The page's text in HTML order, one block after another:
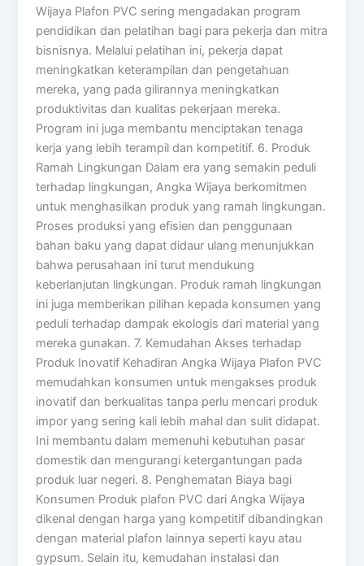
Wijaya Plafon PVC sering mengadakan program
pendidikan dan pelatihan bagi para pekerja dan mitra
bisnisnya. Melalui pelatihan ini, pekerja dapat
meningkatkan keterampilan dan pengetahuan
mereka, yang pada gilirannya meningkatkan
produktivitas dan kualitas pekerjaan mereka.
Program ini juga membantu menciptakan tenaga
kerja yang lebih terampil dan kompetitif. 6. Produk
Ramah Lingkungan Dalam era yang semakin peduli
terhadap lingkungan, Angka Wijaya berkomitmen
untuk menghasilkan produk yang ramah lingkungan.
Proses produksi yang efisien dan penggunaan
bahan baku yang dapat didaur ulang menunjukkan
bahwa perusahaan ini turut mendukung
keberlanjutan lingkungan. Produk ramah lingkungan
ini juga memberikan pilihan kepada konsumen yang
peduli terhadap dampak ekologis dari material yang
mereka gunakan. 7. Kemudahan Akses terhadap
Produk Inovatif Kehadiran Angka Wijaya Plafon PVC
memudahkan konsumen untuk mengakses produk
inovatif dan berkualitas tanpa perlu mencari produk
impor yang sering kali lebih mahal dan sulit didapat.
Ini membantu dalam memenuhi kebutuhan pasar
domestik dan mengurangi ketergantungan pada
produk luar negeri. 8. Penghematan Biaya bagi
Konsumen Produk plafon PVC dari Angka Wijaya
dikenal dengan harga yang kompetitif dibandingkan
dengan material plafon lainnya seperti kayu atau
gypsum. Selain itu, kemudahan instalasi dan